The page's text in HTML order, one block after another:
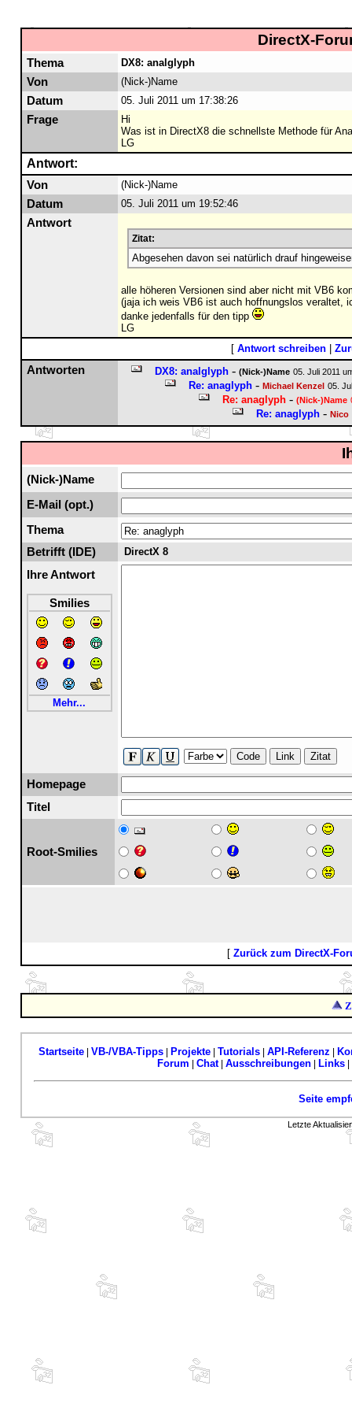
DirectX-
Thema DX8: analglyph
Von (Nick-)Name
Datum 05. Juli 2011 um 17:38:26
Frage
Hi
Was ist in DirectX8 die schnellste Methode für
LG
Antwort:
Von (Nick-)Name
Datum 05. Juli 2011 um 19:52:46
Antwort
Zitat:
Abgesehen davon sei natürlich drauf
alle höheren Versionen sind aber nicht mit VB6
(jaja ich weis VB6 ist auch hoffnungslos veraltet,
danke jedenfalls für den tipp
LG
[ Antwort schreiben
Antworten DX8: analglyph- (Nick-)Name 05. Juli 2011
Re: anaglyph- Michael Kenzel 05.
Re: anaglyph- (Nick-)Name
Re: anaglyph- Nico
(Nick-)Name
E-Mail (opt.)
Thema
Betrifft (IDE)
DirectX 8
Ihre Antwort
Smilies
Mehr...
Code Link Zitat
Homepage
Titel
Root-Smilies
[ Zurück zum DirectX-
Startseite VB-/VBA-Tipps Projekte Tutorials API-Referenz
Forum
Chat| Ausschreibungen| Links|
Seite
Letzte